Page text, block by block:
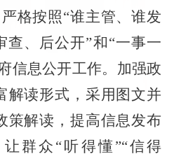
格按照“谁主管、谁发
查、后公开”和“一事一
信息公开工作。加强政
解读形式，采用图文并
策解读，提高信息发布
群众“听得懂”“信得